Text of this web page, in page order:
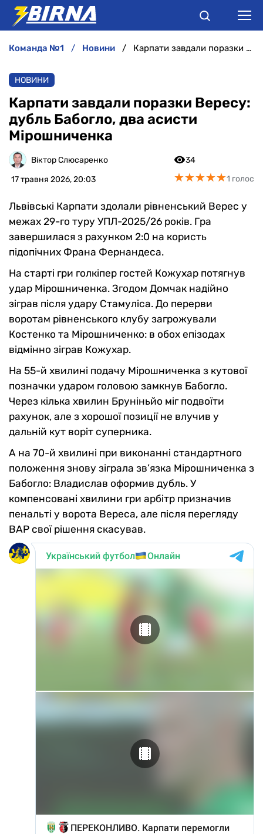
АНАЛІТИКА
ІНТЕРВ'Ю
РІЗНЕ
БУКМЕКЕРИ
команда №1 новини Карпати завдали поразки Вересу: дубль Бабогло, два асисти Мірошниченка
НОВИНИ
Карпати завдали поразки Вересу:
дубль Бабогло, два асисти
Мірошниченка
Віктор Слюсаренко
17 травня 2026, 20:03
34
★★★★★
★★★★★1 голос
Львівські Карпати здолали рівненський Верес у
межах 29-го туру УПЛ-2025/26 років. Гра
завершилася з рахунком 2:0 на користь
підопічних Франа Фернандеса.
На старті гри голкіпер гостей Кожухар потягнув
удар Мірошниченка. Згодом Домчак надійно
зіграв після удару Стамуліса. До перерви
воротам рівненського клубу загрожували
Костенко та Мірошниченко: в обох епізодах
відмінно зіграв Кожухар.
На 55-й хвилині подачу Мірошниченка з кутової
позначки ударом головою замкнув Бабогло.
Через кілька хвилин Бруніньйо міг подвоїти
рахунок, але з хорошої позиції не влучив у
дальній кут воріт суперника.
А на 70-й хвилині при виконанні стандартного
положення знову зіграла зв’язка Мірошниченка з
Бабогло: Владислав оформив дубль. У
компенсовані хвилини гри арбітр призначив
пенальті у ворота Вереса, але після перегляду
ВАР свої рішення скасував.